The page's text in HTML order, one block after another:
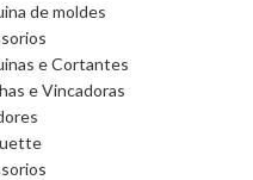
de moldes
e Cortantes
e Vincadoras